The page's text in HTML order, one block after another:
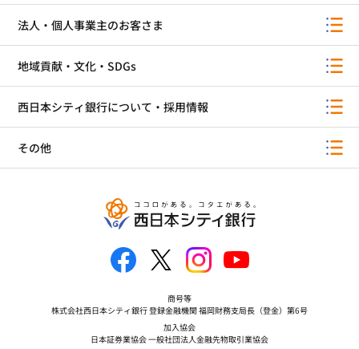
法人・個人事業主のお客さま
地域貢献・文化・SDGs
西日本シティ銀行について・採用情報
その他
商号等
株式会社西日本シティ銀行 登録金融機関 福岡財務支局長（登金）第6号
加入協会
日本証券業協会 一般社団法人金融先物取引業協会